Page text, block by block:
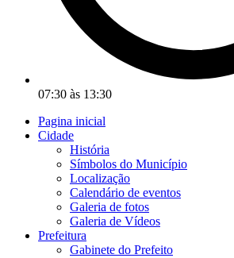
07:30 às 13:30
Pagina inicial
Cidade
História
Símbolos do Município
Localização
Calendário de eventos
Galeria de fotos
Galeria de Vídeos
Prefeitura
Gabinete do Prefeito